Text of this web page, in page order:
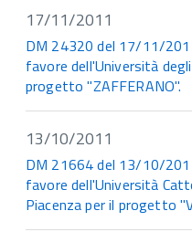
17/11/2011
DM 24320 del 17/11/
favore dell'Università
progetto "ZAFFERANO".
13/10/2011
DM 21664 del 13/10/
favore dell'Università
Piacenza per il progetto